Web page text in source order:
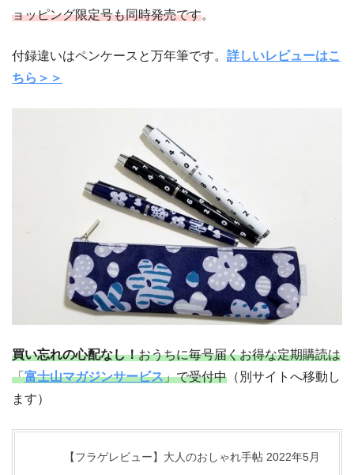
ョッピング限定号も同時発売です。
付録違いはペンケースと万年筆です。 詳しいレビューはこ
ちら＞＞
買い忘れの心配なし！おうちに毎号届くお得な定期購読は
「富士山マガジンサービス」で受付中 （別サイトへ移動し
ます）
【フラゲレビュー】大人のおしゃれ手帖 2022年5月